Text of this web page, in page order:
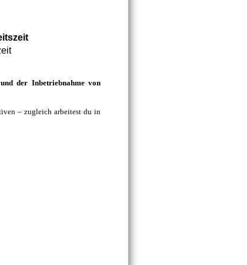
der Inbetriebnahme von
– zugleich arbeitest du in